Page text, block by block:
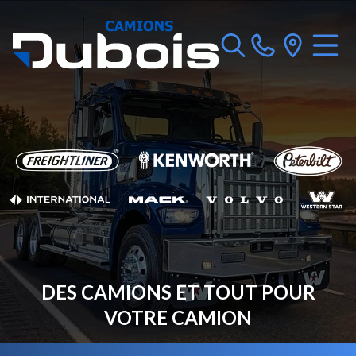
DES CAMIONS ET TOUT POUR
VOTRE CAMION